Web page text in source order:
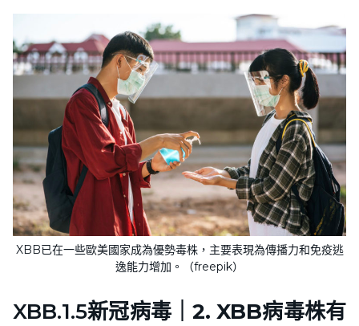
XBB已在一些歐美國家成為優勢毒株，主要表現為傳播力和免疫逃
逸能力增加。（freepik）
XBB.1.5新冠病毒｜2. XBB病毒株有